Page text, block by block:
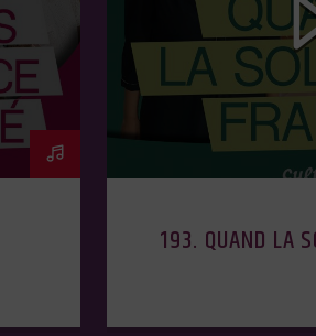
193. QUAND LA